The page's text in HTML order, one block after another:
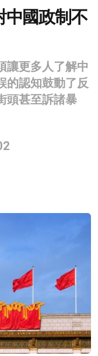
中國政制不
讓更多人了解中
的認知鼓動了反
頭甚至訴諸暴